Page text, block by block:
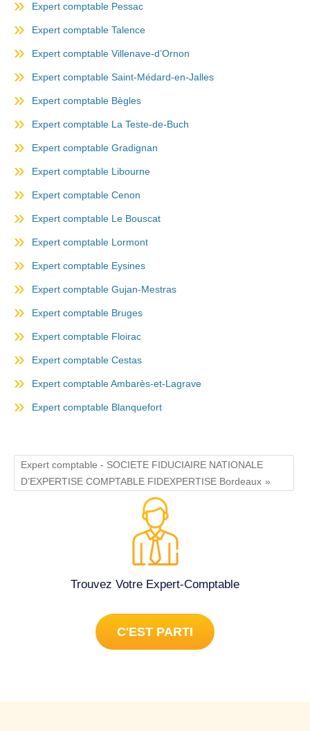
Expert comptable Pessac
Expert comptable Talence
Expert comptable Villenave-d’Ornon
Expert comptable Saint-Médard-en-Jalles
Expert comptable Bègles
Expert comptable La Teste-de-Buch
Expert comptable Gradignan
Expert comptable Libourne
Expert comptable Cenon
Expert comptable Le Bouscat
Expert comptable Lormont
Expert comptable Eysines
Expert comptable Gujan-Mestras
Expert comptable Bruges
Expert comptable Floirac
Expert comptable Cestas
Expert comptable Ambarès-et-Lagrave
Expert comptable Blanquefort
Expert comptable - SOCIETE FIDUCIAIRE NATIONALE
D’EXPERTISE COMPTABLE FIDEXPERTISE Bordeaux
Trouvez Votre Expert-Comptable
C'EST PARTI